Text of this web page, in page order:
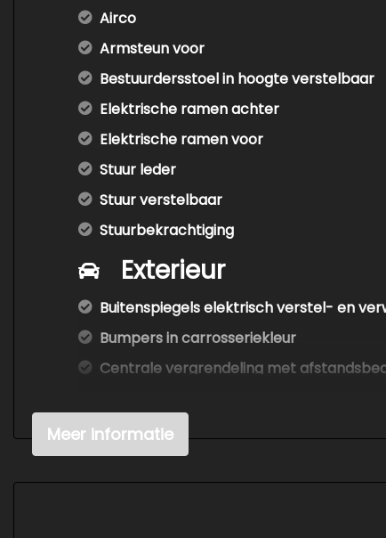
Airco
Armsteun voor
Bestuurdersstoel in hoogte verstelbaar
Elektrische ramen achter
Elektrische ramen voor
Stuur leder
Stuur verstelbaar
Stuurbekrachtiging
Exterieur
Buitenspiegels elektrisch verstel- en
Bumpers in carrosseriekleur
Centrale vergrendeling met
Led dagrijverlichting
Mistlampen voor
Parkeersensor achter
Meer informatie